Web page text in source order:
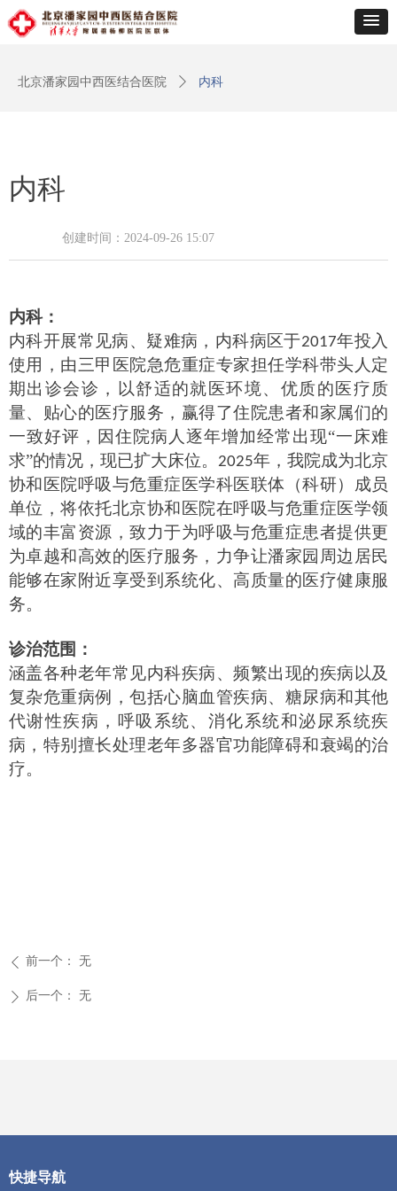
内科
内科：
内科开展常见病、疑难病， 内科病区于2017年投入
使用，由三甲医院急危重症专家担任学科带头人定
期出诊会诊，以舒适的就医环境、优质的医疗质
量、贴心的医疗服务，赢得了住院患者和家属们的
一致好评，因住院病人逐年增加经常出现“一床难
求”的情况，现已扩大床位。 2025年，我院成为北京
协和医院呼吸与危重症医学科医联体（科研）成员
单位，将依托北京协和医院在呼吸与危重症医学领
域的丰富资源，致力于为呼吸与危重症患者提供更
为卓越和高效的医疗服务，力争让潘家园周边居民
能够在家附近享受到系统化、高质量的医疗健康服
务。
诊治范围：
涵盖各种老年常见内科疾病、频繁出现的疾病以及
复杂危重病例，包括心脑血管疾病、糖尿病和其他
代谢性疾病，呼吸系统、消化系统和泌尿系统疾
病，特别擅长处理老年多器官功能障碍和衰竭的治
疗。
创建时间： 2024-09-26 15:07
ꄴ 前一个： 无
ꄲ 后一个： 无
北京潘家园中西医结合医院 ꄲ 内科
快捷导航